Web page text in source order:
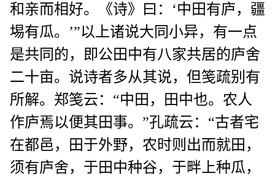
和亲而相好。《诗》曰：‘中田有庐，疆
埸有瓜。’”以上诸说大同小异，有一点
是共同的，即公田中有八家共居的庐舍
二十亩。说诗者多从其说，但笺疏别有
所解。郑笺云：“中田，田中也。农人
作庐焉以便其田事。”孔疏云：“古者宅
在都邑，田于外野，农时则出而就田，
须有庐舍，于田中种谷，于畔上种瓜，